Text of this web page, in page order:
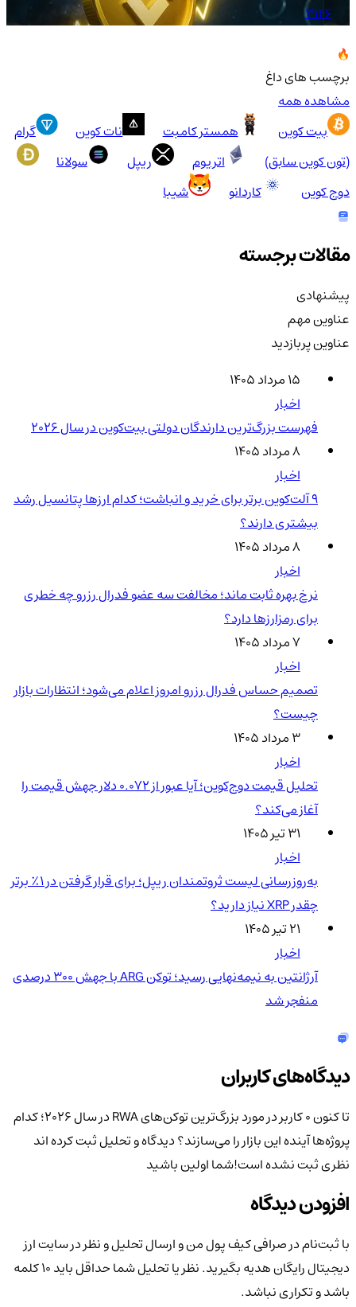
3146
برچسب های داغ
مشاهده همه
بیت کوین
همستر کامبت نات کوین
گرام
(تون کوین سابق)
اتریوم ریپل
سولانا
دوج کوین
کاردانو شیبا
مقالات برجسته
پیشنهادی
عناوین مهم
عناوین پربازدید
۱۵ مرداد ۱۴۰۵
اخبار
فهرست بزرگ‌ترین دارندگان دولتی بیت‌کوین در سال 2026
۸ مرداد ۱۴۰۵
اخبار
۹ آلت‌کوین برتر برای خرید و انباشت؛ کدام ارزها پتانسیل رشد
بیشتری دارند؟
۸ مرداد ۱۴۰۵
اخبار
نرخ بهره ثابت ماند؛ مخالفت سه عضو فدرال رزرو چه خطری
برای رمزارزها دارد؟
۷ مرداد ۱۴۰۵
اخبار
تصمیم حساس فدرال رزرو امروز اعلام می‌شود؛ انتظارات بازار
چیست؟
۳ مرداد ۱۴۰۵
اخبار
تحلیل قیمت دوج‌کوین؛ آیا عبور از ۰.۰۷۲ دلار جهش قیمت را
آغاز می‌کند؟
۳۱ تیر ۱۴۰۵
اخبار
به‌روزرسانی لیست ثروتمندان ریپل؛ برای قرار گرفتن در ۱٪ برتر
چقدر XRP نیاز دارید؟
۲۱ تیر ۱۴۰۵
اخبار
آرژانتین به نیمه‌نهایی رسید؛ توکن ARG با جهش ۳۰۰ درصدی
منفجر شد
دیدگاه‌های کاربران
تا کنون 0 کاربر در مورد
بزرگ‌ترین توکن‌های RWA در سال ۲۰۲۶؛ کدام
پروژه‌ها آینده این بازار را می‌سازند؟دیدگاه و تحلیل ثبت کرده اند
نظری ثبت نشده است!شما اولین باشید
افزودن دیدگاه
با ثبت‌نام در صرافی کیف پول من و ارسال تحلیل و نظر در سایت ارز
دیجیتال رایگان هدیه بگیرید. نظر یا تحلیل شما حداقل باید ۱۰ کلمه
باشد و تکراری نباشد.